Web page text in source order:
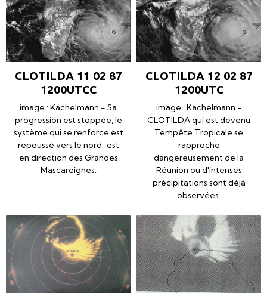
CLOTILDA 11 02 87
1200UTCC
image : Kachelmann - Sa
progression est stoppée, le
système qui se renforce est
repoussé vers le nord-est
en direction des Grandes
Mascareignes.
CLOTILDA 12 02 87
1200UTC
image : Kachelmann -
CLOTILDA qui est devenu
Tempête Tropicale se
rapproche
dangereusement de la
Réunion ou d'intenses
précipitations sont déjà
observées.